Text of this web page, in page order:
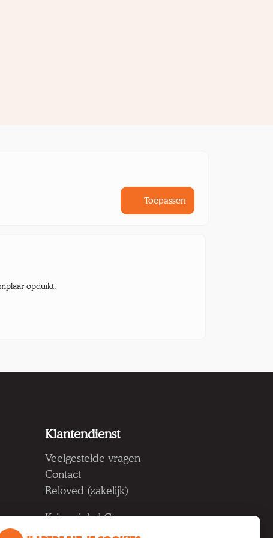
Toepassen
opduikt.
Klantendienst
Veelgestelde vragen
Contact
Reloved (zakelijk)
Kringwinkel Groep vzw
Koning Albertlaan 124, 9000